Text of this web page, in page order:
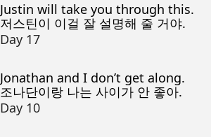
Justin will take you through this.
저스틴이 이걸 잘 설명해 줄 거야.
Day 17
Jonathan and I don’t get along.
조나단이랑 나는 사이가 안 좋아.
Day 10